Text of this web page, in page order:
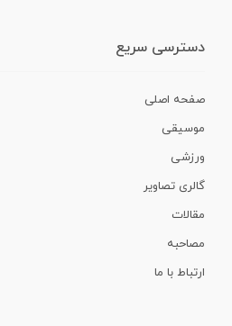
دسترسی سریع
صفحه اصلی
موسیقی
ورزشی
گالری تصاویر
مقالات
مصاحبه
ارتباط با ما